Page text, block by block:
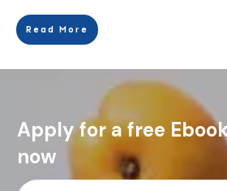
Read More
Apply for a free
now